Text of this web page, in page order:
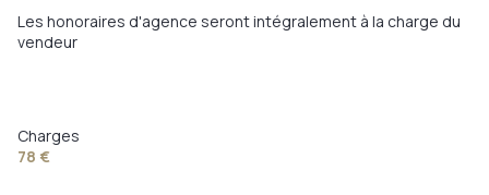
Les honoraires d'agence seront intégralement à la charge du
vendeur
Charges
78 €